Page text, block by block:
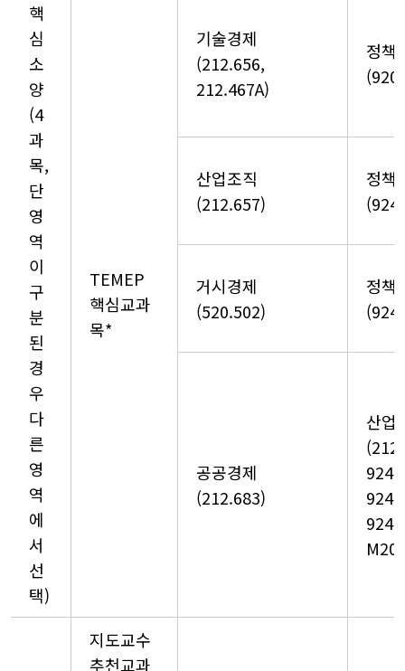
핵
심
소
양
(4
과
목,
단
영
역
이
구
분
된
경
우
다
른
영
역
에
서
선
택)
TEMEP
핵심교과
목*
기술경제
(212.656,
212.467A)
정책
산업조직
(212.657)
정책
거시경제
(520.502)
정책
공공경제
(212.683)
산업
지도교수
추천교과